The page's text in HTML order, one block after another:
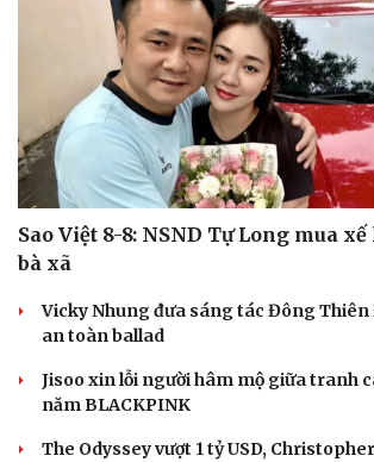
Sao Việt 8-8: NSND Tự Long mua
bà xã
Vicky Nhung đưa sáng tác Đông
an toàn ballad
Jisoo xin lỗi người hâm mộ giữa tranh
năm BLACKPINK
The Odyssey vượt 1 tỷ USD,